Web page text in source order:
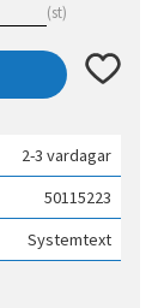
st
Lägg till
2-3 vardagar
50115223
Systemtext